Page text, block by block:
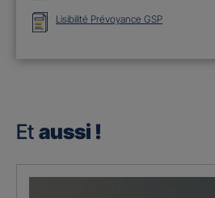
Lisibilité Prévoyance GSP
Et aussi !